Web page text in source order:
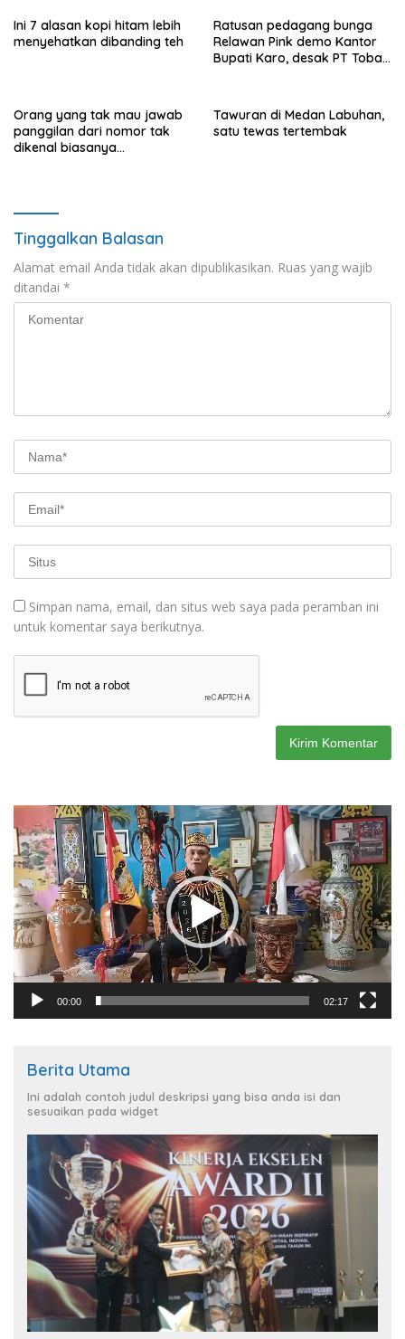
Ini 7 alasan kopi hitam lebih
menyehatkan dibanding teh
Ratusan pedagang bunga
Relawan Pink demo Kantor
Bupati Karo, desak PT Toba
Orang yang tak mau jawab
panggilan dari nomor tak
dikenal biasanya
Tawuran di Medan Labuhan,
satu tewas tertembak
Tinggalkan Balasan
Alamat email Anda tidak akan dipublikasikan. Ruas yang wajib
ditandai *
Simpan nama, email, dan situs web saya pada peramban ini
untuk komentar saya berikutnya.
Pemutar
Video
00:00 02:17
Berita Utama
Ini adalah contoh judul deskripsi yang bisa anda isi dan
sesuaikan pada widget